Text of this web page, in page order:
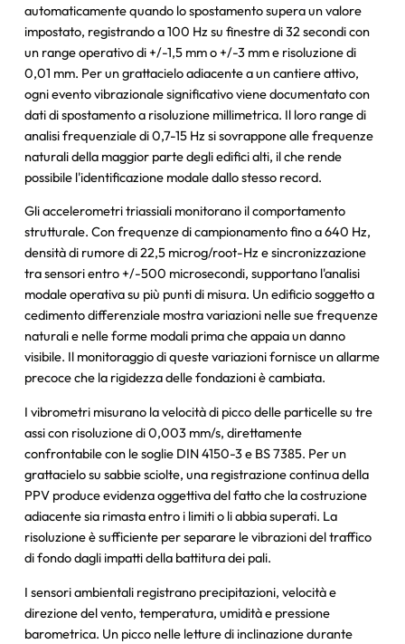
automaticamente quando lo spostamento supera un valore
impostato, registrando a 100 Hz su finestre di 32 secondi con
un range operativo di +/-1,5 mm o +/-3 mm e risoluzione di
0,01 mm. Per un grattacielo adiacente a un cantiere attivo,
ogni evento vibrazionale significativo viene documentato con
dati di spostamento a risoluzione millimetrica. Il loro range di
analisi frequenziale di 0,7-15 Hz si sovrappone alle frequenze
naturali della maggior parte degli edifici alti, il che rende
possibile l'identificazione modale dallo stesso record.
Gli accelerometri triassiali monitorano il comportamento
strutturale. Con frequenze di campionamento fino a 640 Hz,
densità di rumore di 22,5 microg/root-Hz e sincronizzazione
tra sensori entro +/-500 microsecondi, supportano l'analisi
modale operativa su più punti di misura. Un edificio soggetto a
cedimento differenziale mostra variazioni nelle sue frequenze
naturali e nelle forme modali prima che appaia un danno
visibile. Il monitoraggio di queste variazioni fornisce un allarme
precoce che la rigidezza delle fondazioni è cambiata.
I vibrometri misurano la velocità di picco delle particelle su tre
assi con risoluzione di 0,003 mm/s, direttamente
confrontabile con le soglie DIN 4150-3 e BS 7385. Per un
grattacielo su sabbie sciolte, una registrazione continua della
PPV produce evidenza oggettiva del fatto che la costruzione
adiacente sia rimasta entro i limiti o li abbia superati. La
risoluzione è sufficiente per separare le vibrazioni del traffico
di fondo dagli impatti della battitura dei pali.
I sensori ambientali registrano precipitazioni, velocità e
direzione del vento, temperatura, umidità e pressione
barometrica. Un picco nelle letture di inclinazione durante